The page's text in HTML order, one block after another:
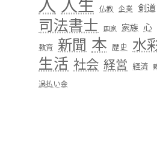
人 人生 仏教 企業 剣道
司法書士 国家 家族 心
教育 新聞 本 歴史 水
生活 社会 経営 経済
過払い金